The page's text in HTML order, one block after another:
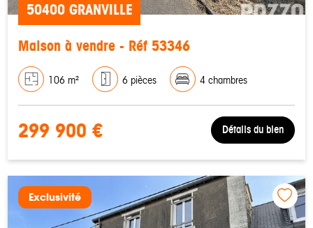
50400 GRANVILLE
Maison à vendre - Réf 53346
106 m² 6 pièces 4 chambres
299 900 € Détails du bien
Exclusivité